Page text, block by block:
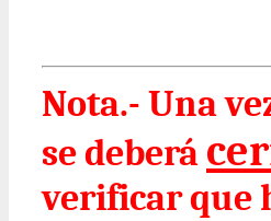
Nota.- Una
se deberá
verificar que